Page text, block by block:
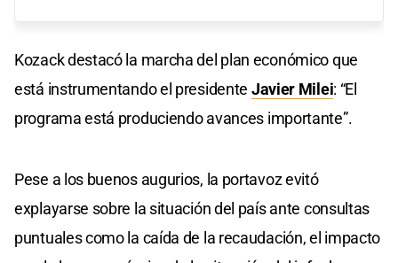
Kozack destacó la marcha del plan económico que
está instrumentando el presidente Javier Milei: “El
programa está produciendo avances importante”.
Pese a los buenos augurios, la portavoz evitó
explayarse sobre la situación del país ante consultas
puntuales como la caída de la recaudación, el impacto